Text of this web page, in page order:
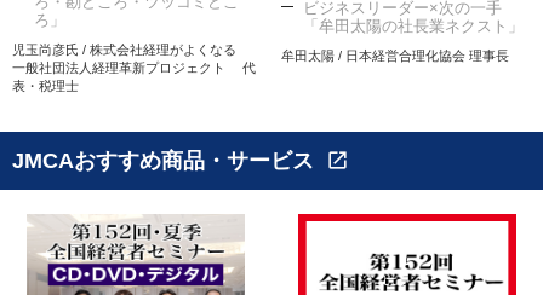
ろ」
児玉尚彦氏 / 株式会社経理がよくなる
一般社団法人経理革新プロジェクト 代
表・税理士
ビジネスリーダー×次の一手
「牟田太陽の社長業ネクスト」
牟田太陽 / 日本経営合理化協会 理事長
JMCAおすすめ商品・サービス open_in_new